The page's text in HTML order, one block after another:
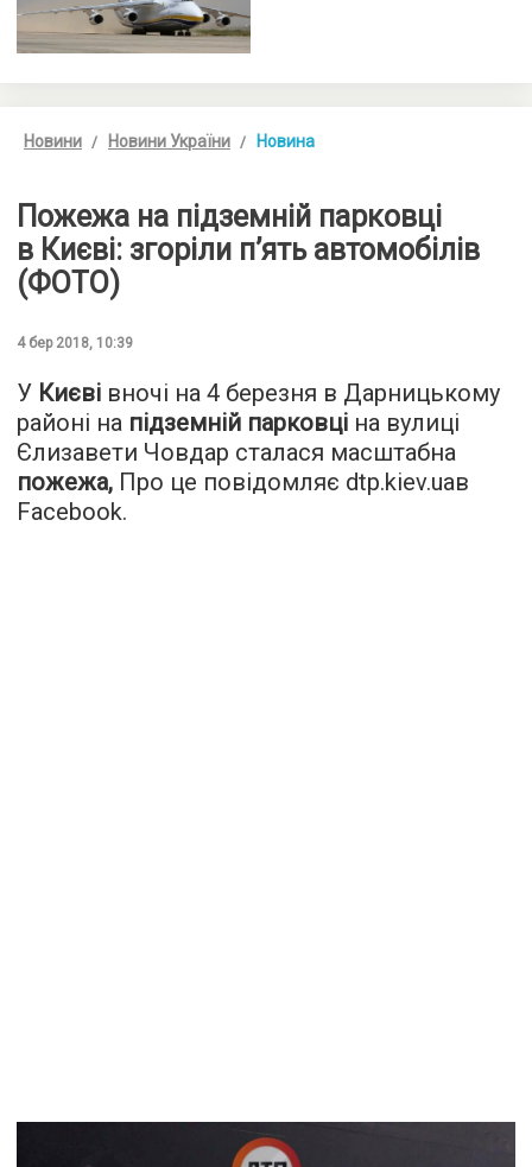
Новини Новини України Новина
Пожежа на підземній парковці
в Києві: згоріли п’ять автомобілів
(ФОТО)
4 бер 2018, 10:39
У Києві вночі на 4 березня в Дарницькому
районі на підземній парковці на вулиці
Єлизавети Човдар сталася масштабна
пожежа, Про це повідомляє dtp.kiev.uaв
Facebook.